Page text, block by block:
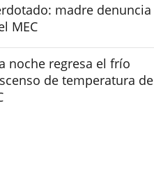
madre denuncia
MEC
noche regresa el frío
de temperatura de